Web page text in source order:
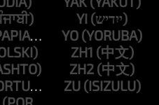
YI
YO
ZH1
ZH2
ZU